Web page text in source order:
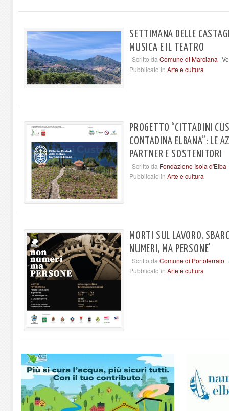
SETTIMANA DELLE
MUSICA E IL TEATRO
Scritto da Comune di Marciana
Pubblicato in Arte e cultura
PROGETTO “CITTADINI
CONTADINA ELBANA”: LE
PARTNER E SOSTENITORI
Scritto da Fondazione Isola d'Elba
Pubblicato in Arte e cultura
MORTI SUL LAVORO,
NUMERI, MA PERSONE'
Scritto da Comune di Portoferraio
Pubblicato in Arte e cultura